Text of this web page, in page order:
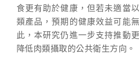
食更有助於健康，但若未適當
類產品，預期的健康效益可能
此，本研究仍進一步支持推動
降低肉類攝取的公共衛生方向。